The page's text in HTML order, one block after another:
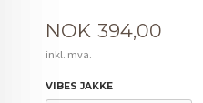
Pris
NOK 394,00
inkl. mva.
VIBES JAKKE